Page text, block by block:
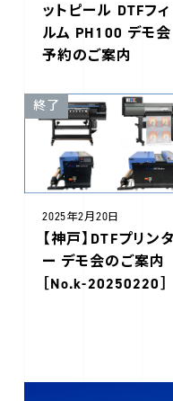
ットピール DTFフィ
ルム PH100 デモ会
予約のご案内
終了
2025年2月20日
【神戸】DTFプリンタ
ー デモ会のご案内
［No.k-20250220］